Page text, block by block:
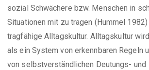
sozial Schwächere bzw. Menschen in
Situationen mit zu tragen (Hummel
tragfähige Alltagskultur. Alltagskultur
als ein System von erkennbaren Regeln
von selbstverständlichen Deutungs- und